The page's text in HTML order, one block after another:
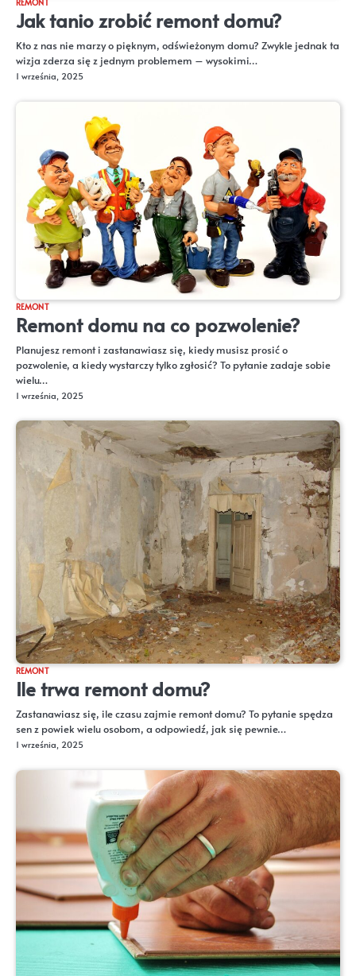
REMONT
Jak tanio zrobić remont domu?
Kto z nas nie marzy o pięknym, odświeżonym domu? Zwykle jednak ta
wizja zderza się z jednym problemem – wysokimi…
1 września, 2025
REMONT
Remont domu na co pozwolenie?
Planujesz remont i zastanawiasz się, kiedy musisz prosić o
pozwolenie, a kiedy wystarczy tylko zgłosić? To pytanie zadaje sobie
wielu…
1 września, 2025
REMONT
Ile trwa remont domu?
Zastanawiasz się, ile czasu zajmie remont domu? To pytanie spędza
sen z powiek wielu osobom, a odpowiedź, jak się pewnie…
1 września, 2025